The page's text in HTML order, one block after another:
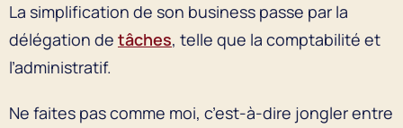
La simplification de son business passe par la
délégation de tâches, telle que la comptabilité et
l’administratif.
Ne faites pas comme moi, c’est-à-dire jongler entre